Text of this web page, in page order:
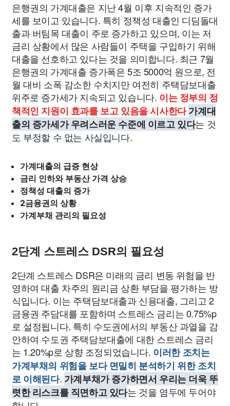
은행권의 가계대출은 지난 4월 이후 지속적인 증가
세를 보이고 있습니다. 특히 정책성 대출인 디딤돌대
출과 버팀목 대출이 주로 증가하고 있으며, 이는 저
금리 상황에서 많은 사람들이 주택을 구입하기 위해
대출을 선호하고 있다는 것을 의미합니다. 최근 7월
은행권의 가계대출 증가폭은 5조 5000억 원으로, 전
월 대비 소폭 감소한 수치지만 여전히 주택담보대출
위주로 증가세가 지속되고 있습니다. 이는 정부의 정
책적인 지원이 효과를 보고 있음을 시사한다가계대
출의 증가세가 우려스러운 수준에 이르고 있다는 것
도 부정할 수 없는 사실입니다.
가계대출의 급증 현상
금리 인하와 부동산 가격 상승
정책성 대출의 증가
2금융권의 상황
가계부채 관리의 필요성
2단계 스트레스 DSR의 필요성
2단계 스트레스 DSR은 미래의 금리 변동 위험을 반
영하여 대출 차주의 원리금 상환 부담을 평가하는 방
식입니다. 이는 주택담보대출과 신용대출, 그리고 2
금융권 주담대를 포함하며 스트레스 금리는 0.75%p
로 설정됩니다. 특히 수도권에서의 부동산 과열을 감
안하여 수도권 주택담보대출에 대한 스트레스 금리
는 1.20%p로 상향 조정되었습니다. 이러한 조치는
가계부채의 위험을 보다 면밀히 분석하기 위한 조치
로 이해된다. 가계부채가 증가하면서 우리는 더욱 뚜
렷한 리스크를 직면하고 있다는 것을 염두에 두어야